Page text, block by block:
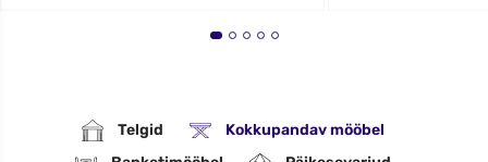
Telgid
Kokkupandav mööbel